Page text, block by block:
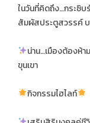
ในวันที่คิดถึง…กระซิ
สัมผัสประตูสวรรค์ บ
น่าน…เมืองต้องห้
ขุนเขา
กิจกรรมไฮไลท์